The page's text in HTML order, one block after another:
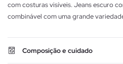
com costuras visíveis. Jeans escuro
combinável com uma grande
Composição e cuidado